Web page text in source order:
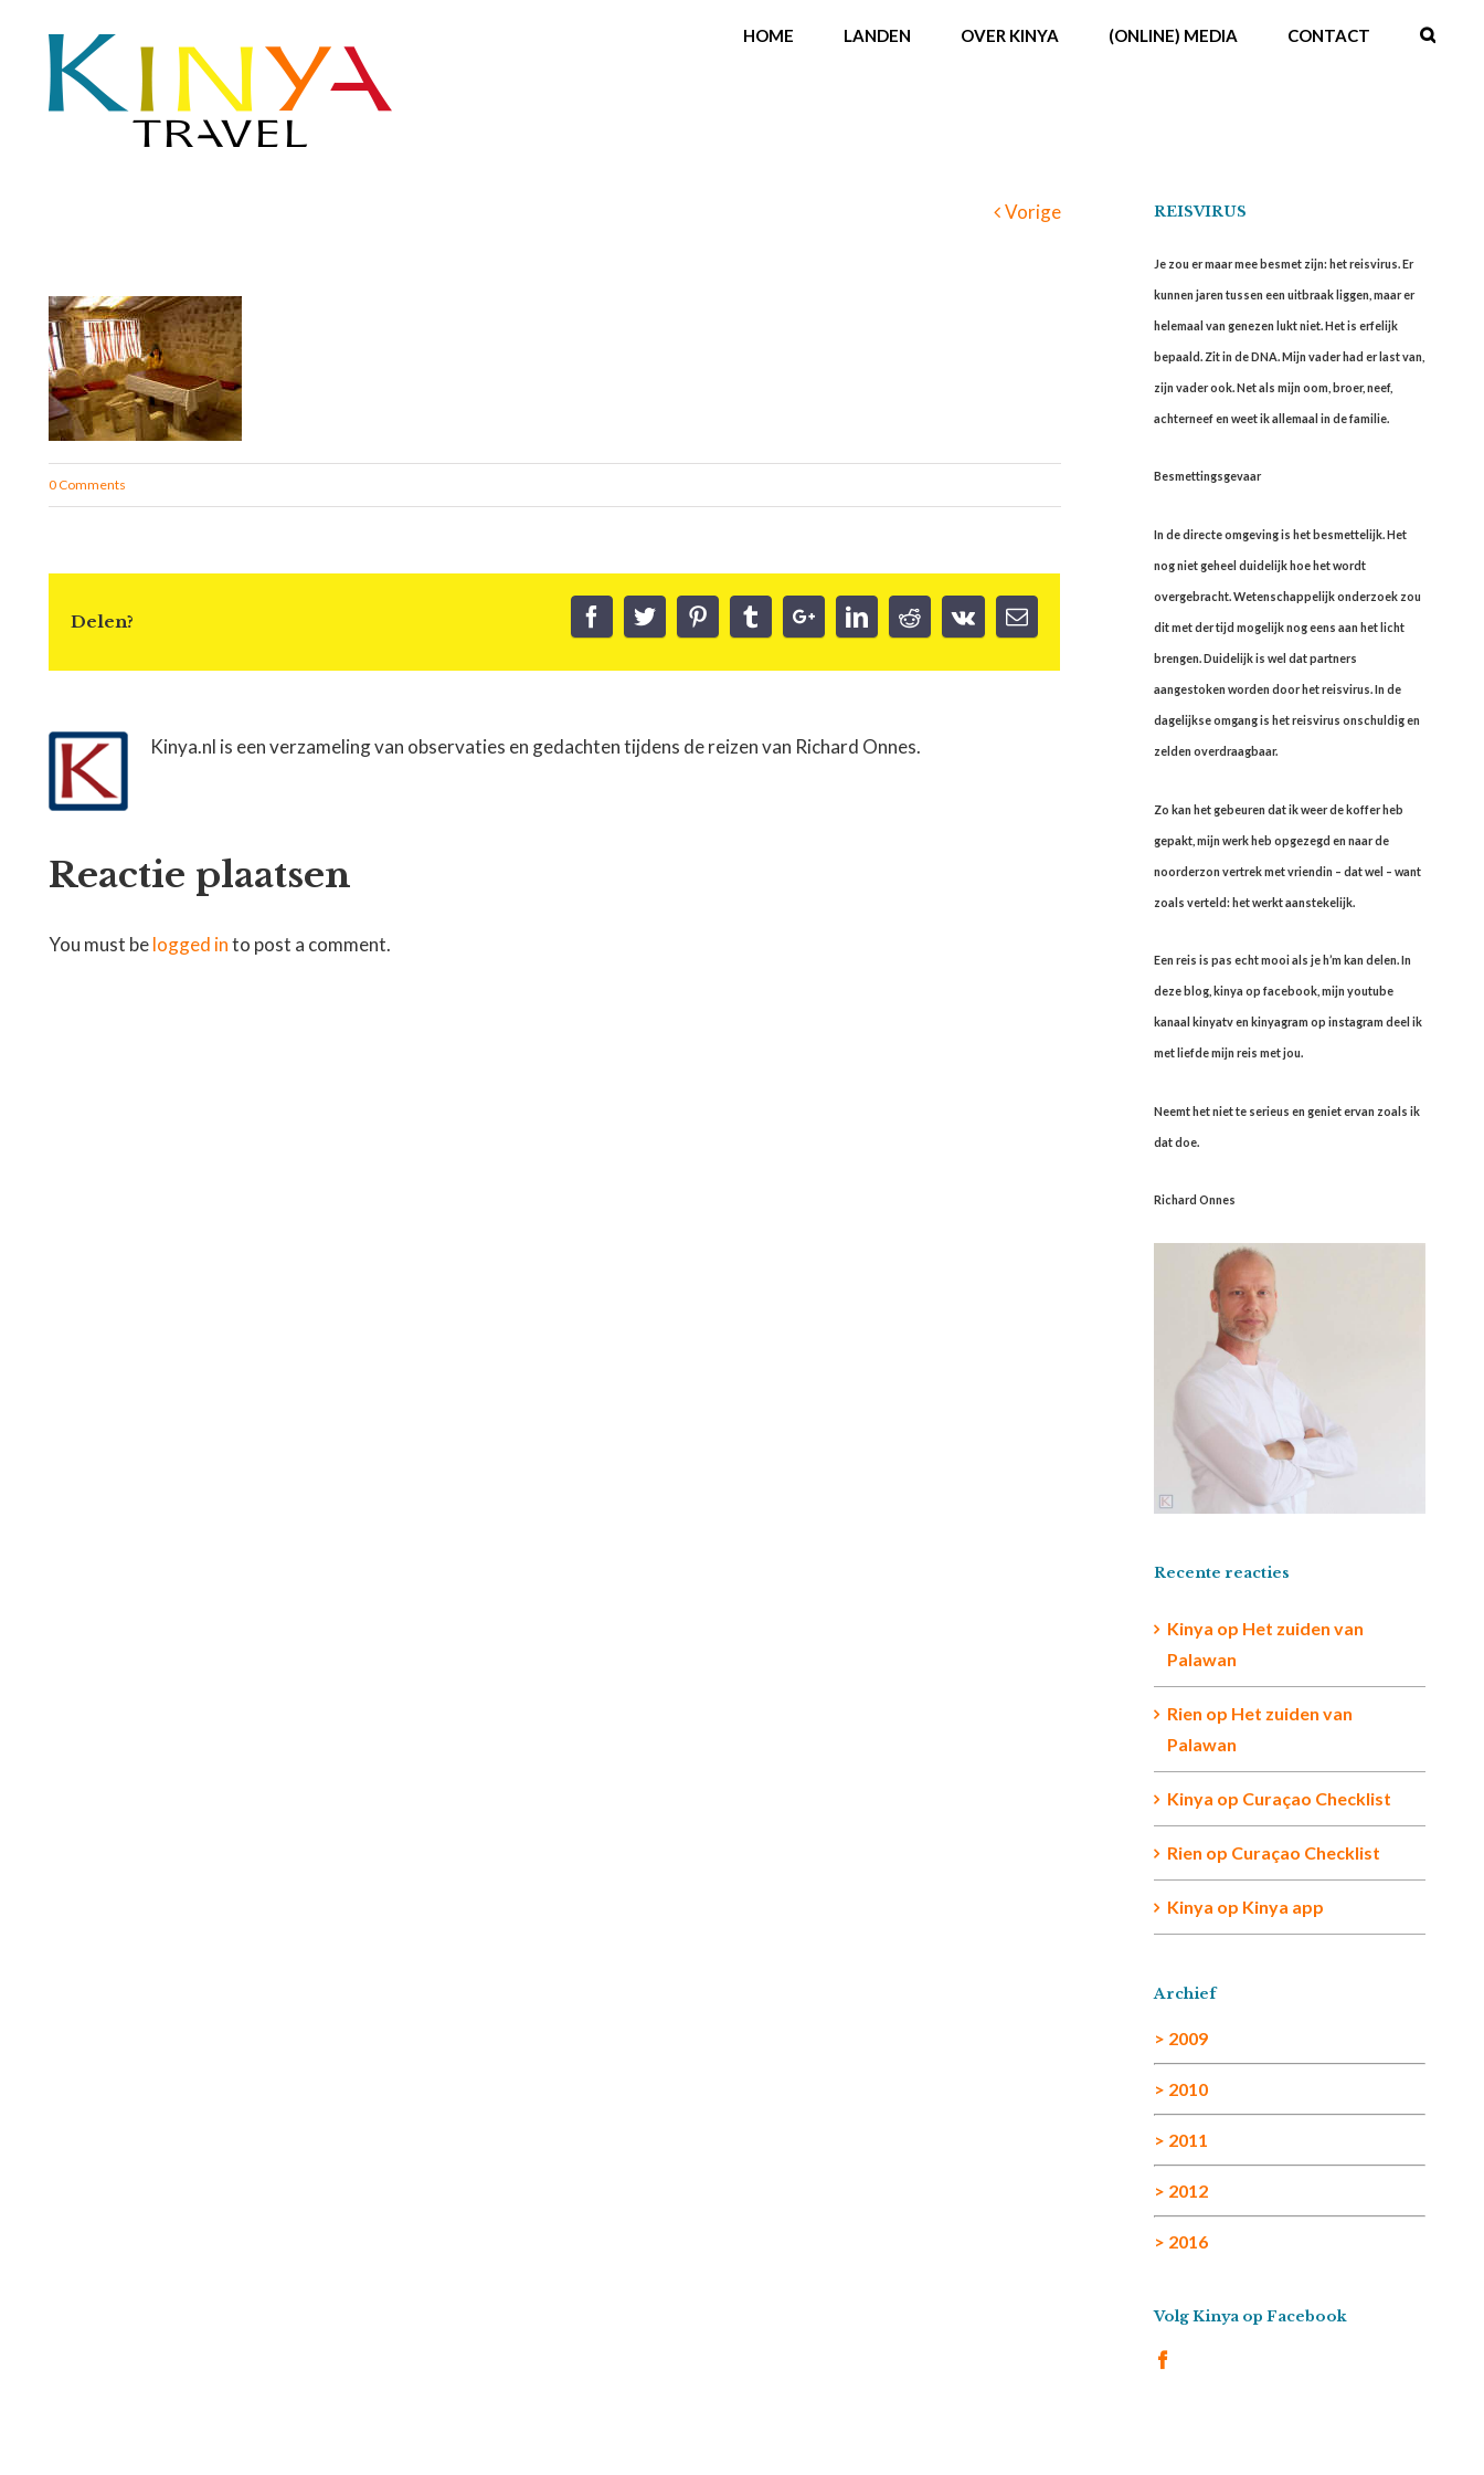
HOME LANDEN OVER KINYA (ONLINE) MEDIA CONTACT
Vorige
0 Comments
Delen?
Kinya.nl is een verzameling van observaties en gedachten tijdens de reizen van Richard Onnes.
Reactie plaatsen
You must belogged into post a comment.
REISVIRUS
Je zou er maar mee besmet zijn: het reisvirus. Er
kunnen jaren tussen een uitbraak liggen, maar er
helemaal van genezen lukt niet. Het is erfelijk
bepaald. Zit in de DNA. Mijn vader had er last van,
zijn vader ook. Net als mijn oom, broer, neef,
achterneef en weet ik allemaal in de familie.
Besmettingsgevaar
In de directe omgeving is het besmettelijk. Het
nog niet geheel duidelijk hoe het wordt
overgebracht. Wetenschappelijk onderzoek zou
dit met der tijd mogelijk nog eens aan het licht
brengen. Duidelijk is wel dat partners
aangestoken worden door het reisvirus. In de
dagelijkse omgang is het reisvirus onschuldig en
zelden overdraagbaar.
Zo kan het gebeuren dat ik weer de koffer heb
gepakt, mijn werk heb opgezegd en naar de
noorderzon vertrek met vriendin – dat wel – want
zoals verteld: het werkt aanstekelijk.
Een reis is pas echt mooi als je h’m kan delen. In
deze blog, kinya op facebook, mijn youtube
kanaal kinyatv en kinyagram op instagram deel ik
met liefde mijn reis met jou.
Neemt het niet te serieus en geniet ervan zoals ik
dat doe.
Richard Onnes
Recente reacties
Kinya op Het zuiden van
Palawan
Rien op Het zuiden van
Palawan
Kinya op Curaçao Checklist
Rien op Curaçao Checklist
Kinya op Kinya app
Archief
> 2009
> 2010
> 2011
> 2012
> 2016
Volg Kinya op Facebook